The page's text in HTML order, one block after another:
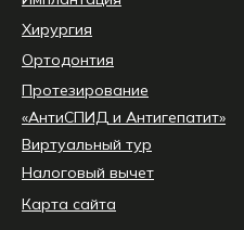
Хирургия
Ортодонтия
Протезирование
«АнтиСПИД и Антигепатит»
Виртуальный тур
Налоговый вычет
Карта сайта